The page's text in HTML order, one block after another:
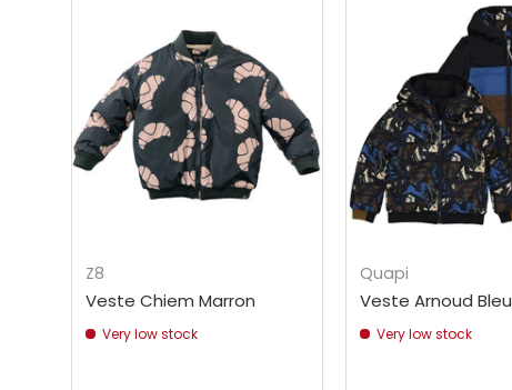
Z8
Veste Chiem Marron
Very low stock
Quapi
Veste Arnoud Bleu
Very low stock